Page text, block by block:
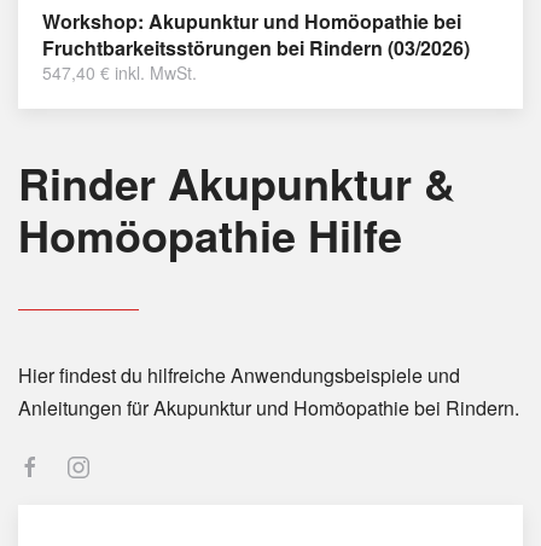
Workshop: Akupunktur und Homöopathie bei
Fruchtbarkeitsstörungen bei Rindern (03/2026)
547,40 € inkl. MwSt.
Rinder Akupunktur &
Homöopathie Hilfe
Hier findest du hilfreiche Anwendungsbeispiele und
Anleitungen für Akupunktur und Homöopathie bei Rindern.